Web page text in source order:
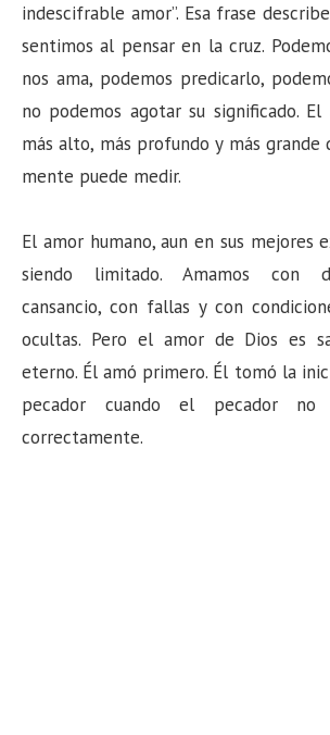
indescifrable amor”. Esa frase
sentimos al pensar en la cruz.
nos ama, podemos predicarlo,
no podemos agotar su significado.
más alto, más profundo y más grande
mente puede medir.
El amor humano, aun en sus mejores
siendo limitado. Amamos con
cansancio, con fallas y con
ocultas. Pero el amor de Dios es
eterno. Él amó primero. Él tomó la
pecador cuando el pecador no
correctamente.